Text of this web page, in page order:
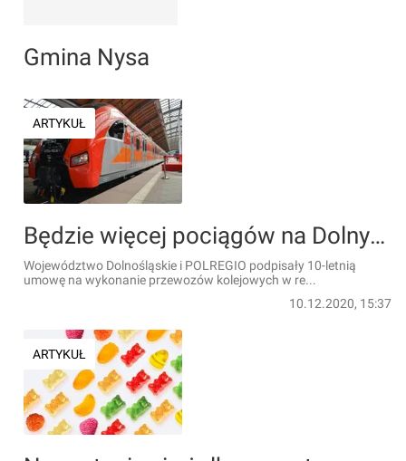
Gmina Nysa
ARTYKUŁ
Będzie więcej pociągów na Dolnym Śląsku i z Wrocławia. UMWD podpisał umowę z Polregio
Województwo Dolnośląskie i POLREGIO podpisały 10-letnią
umowę na wykonanie przewozów kolejowych w re...
10.12.2020, 15:37
ARTYKUŁ